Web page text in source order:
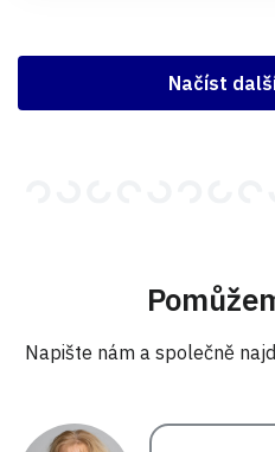
Načíst
Napište nám a společně